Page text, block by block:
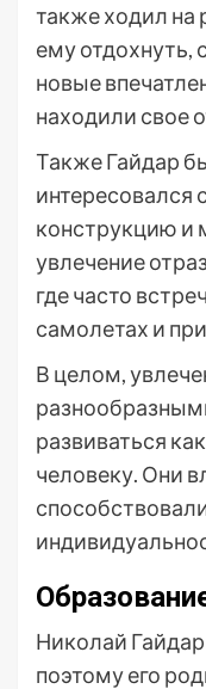
также ходил на
ему отдохнуть,
новые
находили свое
Также Гайдар
интересовался
конструкцию и
увлечение
где часто
самолетах и
В целом,
развиваться
человеку. Они
Николай
поэтому его